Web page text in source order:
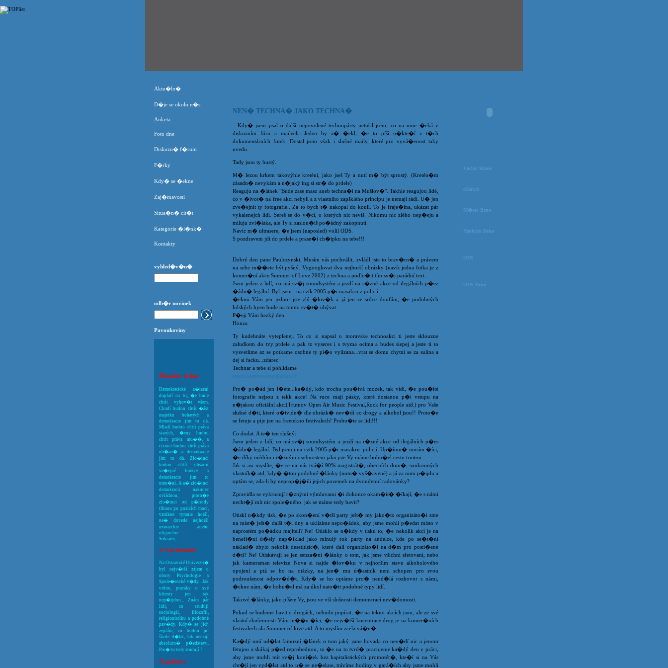
NEN� TECHNA� JAKO TECHNA�
Kdy� jsem psal o další nepovolené technopárty netušil jsem, co na mne �eká v
diskuzním fóru a mailech. Jeden by a� �ekl, �e to píší n�kte�í z t�ch
dokumentárních fotek. Dostal jsem však i slušné maily, které pro vyvá�enost taky
uvedu.
Tady jsou ty hustý.
M� lezou krkem takovýhle kreténi, jako jseš Ty a nutí m� být sprostý. (Kretén�m
zásadn� nevykám a n�jaký ing si str� do prdele)
Reaguju na �lánek "Bude zase maso aneb techna�i na Mušlov�". Takhle reagujou lidé,
co v �ivot� na free akci nebyli a z vlastního zapšklého principu je nemají rádi. U� jen
zve�ejnit ty fotografie.. Za to bych t� nakopal do koulí. To je fraje�ina, ukázat pár
vykalenejch lidí. Sereš se do v�cí, o kterých nic nevíš. Nikomu nic zlého nep�eju a
miluju zví�átka, ale Ty si zaslou�íš po�ádný zakopnutí.
Navíc m� ultrasere, �e jsem (naposled) volil ODS.
S pozdravem jdi do prdele a prase�í ch�ipku na tebe!!!
Dobrý den pane Paulczynski, Musím vás pochválit, zvládl jste to brav�rn� a právem
na sebe m��ete být pyšný. Vygooglovat dva nejhorší obrázky (navíc jedna fotka je z
komer�ní akce Summer of Love 2002) z techna a podlo�it tím sv�j parádní text..
Jsem jeden z lidí, co má sv�j soundsystém a jezdí na r�zné akce od ilegálních p�ez
�ádn� legální. Byl jsem i na cztk 2005 p�i masakru z policií.
�eknu Vám jen jedno- jste zlý �lov�k a já jen ze srdce doufám, �e podobných
lidských hyen bude na tomto sv�t� ubývat.
P�eji Vám hezký den.
Honza
Ty kudehnáte vyteplenej. To co si napsal o moravske technoakci ti jeste sklouzne
zaludkem do tvy prdele a pak to vyseres i s tvyma ocima a budes slepej a jeste ti to
vysvetlime az se potkame osobne ty pi�o vylizana...vrat se domu chytni se za sulina a
dej si facku...zdarec
Technar a tebe si pohlidame
Pro� po�ád jen l�ete...ka�dý, kdo trochu pou�ívá mozek, tak vídí, �e pou�ité
fotografie nejsou z tekk akce! Na ruce mají pásky, které dostanou p�i vstupu na
n�jakou oficiální akci(Trutnov Open Air Music Festival,Rock for people atd.) pro Vaše
slušné d�ti, které o�ividn� dle obrázk� nev�dí co drogy a alkohol jsou!! Proto�e
se fetuje a pije jen na freetekno festivalech! Probu�te se lidi!!!
Co dodat. A te� ten slušný:
Jsem jeden z lidí, co má sv�j soundsystém a jezdí na r�zné akce od ilegálních p�es
�ádn� legální. Byl jsem i na cztk 2005 p�i masakru policií. Up�ímn� musím �íci,
�e díky médiím i r�zným osobnostem jako jste Vy máme bohu�el cestu trnitou.
Jak si asi myslíte, �e se na nás tvá�í 90% magistrát�, obecních dom�, soukromých
vlastník� atd, kdy� �tou podobné �lánky (notn� vyš�avené) a já za nimi p�ijdu a
optám se, zda-li by neprop�j�ili jejich pozemek na dvoudenní radovánky?
Zpravidla se vykrucují r�znými výmluvami �i dokonce okam�it� �íkají, �e s námi
necht�jí mít nic spole�ného. jak se máme tedy bavit?
Otiskl n�kdy tisk, �e po skon�ení v�tší party ješt� my jako�to organizáto�i sme
na míst� ješt� další t�i dny a uklízíme nepo�ádek, aby jsme mohli p�edat místo v
naprostém po�ádku majiteli? Ne! Otisklo se n�kdy v tisku to, �e nekolik akcí je na
benefi�ní ú�ely nap�íklad jako minulý rok party na andelce, kde po se�t�ní
náklad� zbylo nekolik desetitisíc�, které dali organizáto�i na d�m pro posti�ené
d�ti? Ne! Otiskávají se jen senza�ní �lánky o tom, jak jsme všichni sfetovaní, nebo
jak kameraman televize Nova si najde �lov�ku v nejhorším stavu alkoholového
opojení a ptá se ho na otázky, na jen� mu ú�astník neni schopen pro svou
podroušenost odpov�d�t. Kdy� se ho optáme pro� neud�lá rozhovor s námi,
�ekne nám, �e bohu�el má za úkol nato�it podobné typy lidí.
Takové �lánky, jako píšete Vy, jsou ve vší slušnosti demonstrací nev�domosti.
Pokud se budeme bavit o drogách, nebudu popírat, �e na tekno akcích jsou, ale ze své
vlastní zkušennosti Vám m��u �íci, �e nejv�tší kocentrace drog je na komer�ních
festivalech ala Summer of love atd. A to myslím zcela vá�n�.
Ka�dý umí ud�lat famozní �lánek o tom jaký jsme hovada co nev�dí nic a jenom
fetujou a skákaj p�ed reprobednou, to �e na to tvrd� pracujeme ka�dý den v práci,
aby jsme mohli mít sv�j koní�ek bez kapitalistických promotér�, kte�í si na Vás
cht�jí jen vyd�lat atd to u� se ne�ekne, trávíme hodiny v gará�ích aby jsme mohli
Aktu�ln�
D�je se okolo n�s
Anketa
Foto dne
Diskuzn� f�rum
F�rky
Kdy� se �ekne
Zaj�mavosti
Situa�n� cit�t
Kategorie �l�nk�
Kontakty
vyhled�v�n�
odb�r novinek
Pavoukoviny
Moudro týdne
Demokratické z�ízení
doplatí na to, �e bude
chtít vyhov�t všem.
Chudí budou chtít �ást
majetku bohatých a
demokracie jim to dá.
Mladí budou chtít práva
starých, �eny budou
chtít práva mu��, a
cizinci budou chtít práva
ob�an� a demokracie
jim to dá. Zlo�inci
budou chtít obsadit
ve�ejné funkce a
demokracie jim to
umo�ní. A a� zlo�inci
demokracii nakonec
ovládnou, proto�e
zlo�inci od p�írody
tíhnou po pozicích moci,
vznikne tyranie horší,
ne� dovede nejhorší
monarchie anebo
oligarchie.
Sokrates
Z Facebooku
Na Ostravské Univerzit�
byl nejv�tší zájem o
obory Psychologie a
Spole�enské v�dy... Jak
vidno, pracáky o své
klienty jen tak
nep�ijdou... Znám pár
lidí, co studují
sociologii, filozofii,
religionistiku a podobné
pav�dy. Kdy� se jich
zeptám, co budou po
škole d�lat, tak nemají
absolutn� p�edstavu.
Pro� to tedy studují ?
O politice
Václav Klaus
eStat.cz
M�sto Brno
Moderní Brno
ODS
ODS Brno